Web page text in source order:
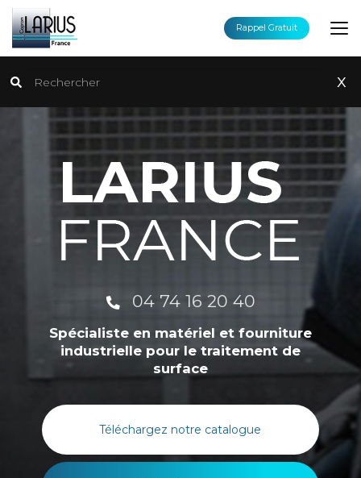
Aller
au
contenu
principal
Rechercher
x
Rappel Gratuit
04 74 16 20 40
Spécialiste en matériel et fourniture
industrielle pour le traitement de
surface
Téléchargez notre catalogue